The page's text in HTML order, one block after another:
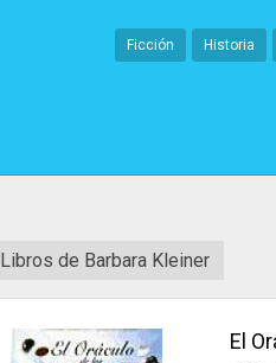
Ficción Historia
Libros de Barbara Kleiner
El